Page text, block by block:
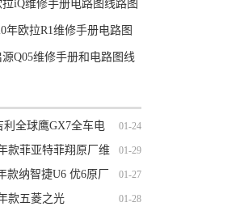
拉iQ维修手册电路图线路图
年欧拉R1维修手册电路图
源下载
源Q05维修手册和电路图线
01-24
利全球鹰GX7全车电
资料下载
01-29
款菲亚特菲翔原厂维
图线路图资料下载
01-27
款纳智捷U6 优6原厂
图线路图资料下载
01-28
款五菱之光